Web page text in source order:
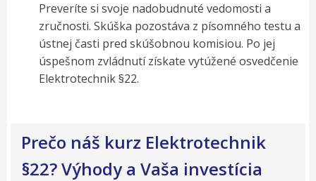
Preveríte si svoje nadobudnuté vedomosti a
zručnosti. Skúška pozostáva z písomného testu a
ústnej časti pred skúšobnou komisiou. Po jej
úspešnom zvládnutí získate vytúžené osvedčenie
Elektrotechnik §22.
Prečo náš kurz Elektrotechnik
§22? Výhody a Vaša investícia